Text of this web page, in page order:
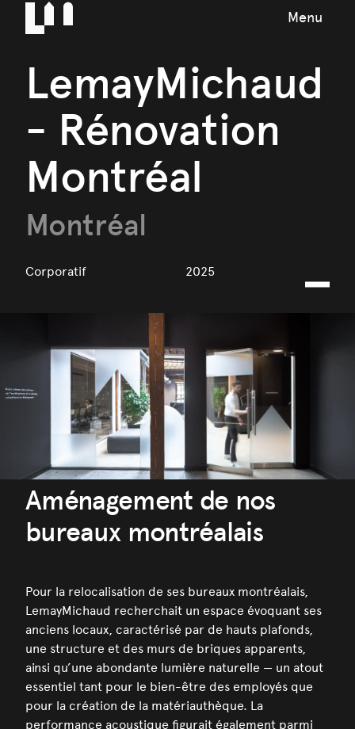
Menu
LemayMichaud
- Rénovation
Montréal
Montréal
Corporatif 2025
Aménagement de nos
bureaux montréalais
Pour la relocalisation de ses bureaux montréalais,
LemayMichaud recherchait un espace évoquant ses
anciens locaux, caractérisé par de hauts plafonds,
une structure et des murs de briques apparents,
ainsi qu’une abondante lumière naturelle — un atout
essentiel tant pour le bien-être des employés que
pour la création de la matériauthèque. La
performance acoustique figurait également parmi